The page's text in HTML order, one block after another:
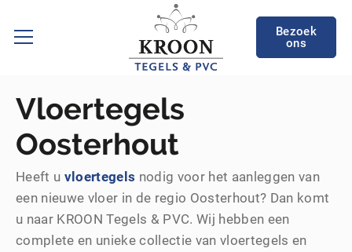
Bezoek
ons
Vloertegels
Oosterhout
Heeft u vloertegels nodig voor het aanleggen van
een nieuwe vloer in de regio Oosterhout? Dan komt
u naar KROON Tegels & PVC. Wij hebben een
complete en unieke collectie van vloertegels en